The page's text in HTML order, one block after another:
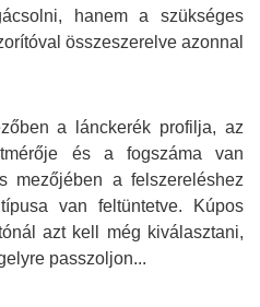
hanem a szükséges
összeszerelve azonnal
a lánckerék profilja, az
és a fogszáma van
mezőjében a felszereléshez
van feltüntetve. Kúpos
azt kell még kiválasztani,
passzoljon...